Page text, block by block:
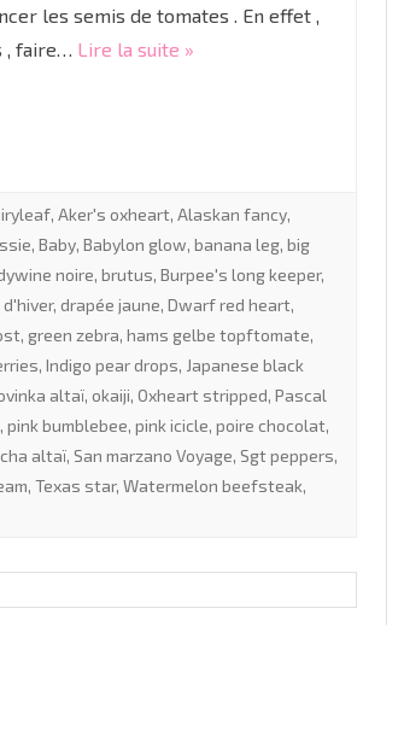
ET LOTIONS CYCLE 3
de
les semis de tomates . En effet ,
, faire… Lire la suite »
, Aker's oxheart, Alaskan fancy,
, Baby, Babylon glow, banana leg, big
noire, brutus, Burpee's long keeper,
, drapée jaune, Dwarf red heart,
, green zebra, hams gelbe topftomate,
, Indigo pear drops, Japanese black
altaï, okaiji, Oxheart stripped, Pascal
, pink bumblebee, pink icicle, poire chocolat,
altaï, San marzano Voyage, Sgt peppers,
, Texas star, Watermelon beefsteak,